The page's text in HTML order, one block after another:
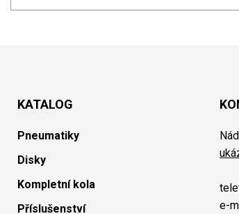
KATALOG
Pneumatiky
Disky
Kompletní kola
Příslušenství
e-